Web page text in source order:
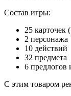
Состав игры:
25
2 персонажа
10 действий
32 предмета
6 предлогов
С этим товаром